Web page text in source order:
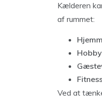
Kælderen
af rummet:
Ved at